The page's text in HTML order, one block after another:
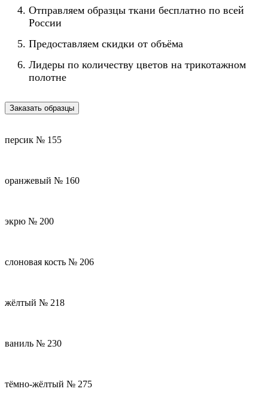
Отправляем образцы ткани бесплатно по всей
России
Предоставляем скидки от объёма
Лидеры по количеству цветов на трикотажном
полотне
Заказать образцы
персик № 155
оранжевый № 160
экрю № 200
слоновая кость № 206
жёлтый № 218
ваниль № 230
тёмно-жёлтый № 275